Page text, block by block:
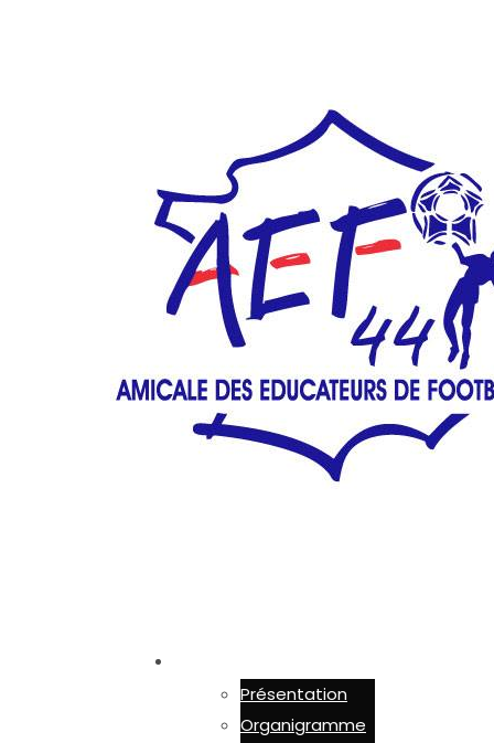
Présentation
Organigramme